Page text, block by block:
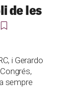
de les
i Gerardo
sempre